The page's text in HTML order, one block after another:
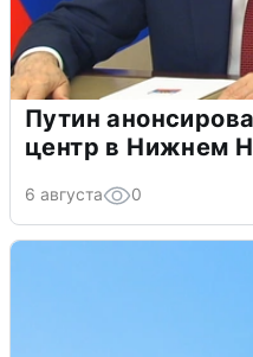
Путин
центр в Нижнем
6 августа 0